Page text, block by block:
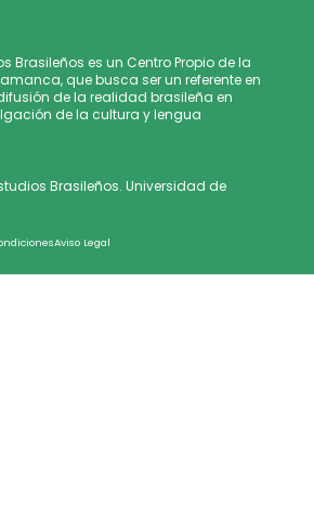
Brasileños es un Centro Propio de la
que busca ser un referente en
de la realidad brasileña en
de la cultura y lengua
Brasileños. Universidad de
Aviso Legal